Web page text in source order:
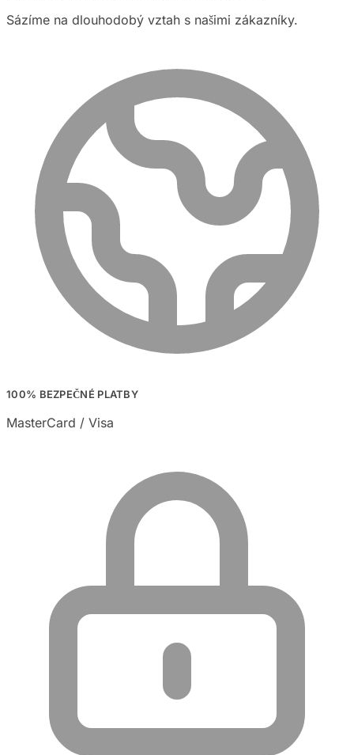
Sázíme na dlouhodobý vztah s našimi zákazníky.
100% BEZPEČNÉ PLATBY
MasterCard / Visa